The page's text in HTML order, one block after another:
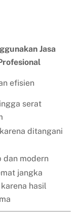
Jasa
efisien
serat
ditangani
dan modern
jangka
hasil